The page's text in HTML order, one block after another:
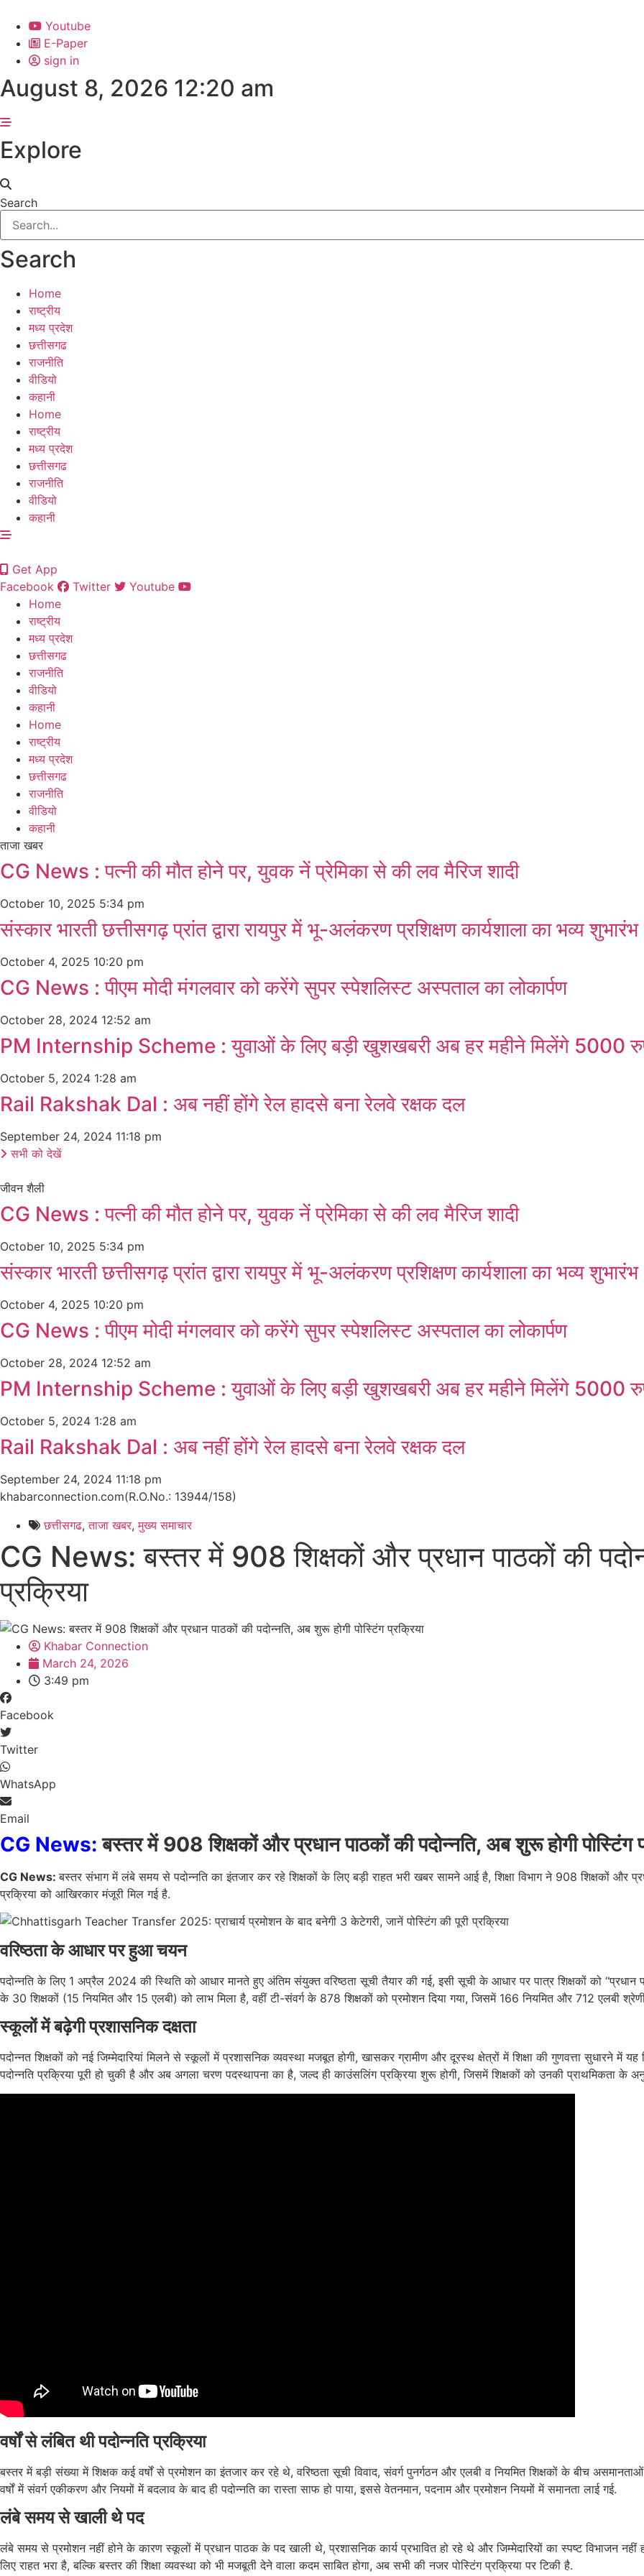
content
Youtube
E-Paper
sign in
August 8, 2026 12:20 am
Explore
Search
Search
Home
राष्ट्रीय
मध्य प्रदेश
छत्तीसगढ
राजनीति
वीडियो
कहानी
Home
राष्ट्रीय
मध्य प्रदेश
छत्तीसगढ
राजनीति
वीडियो
कहानी
Get App
Facebook
Twitter
Youtube
Home
राष्ट्रीय
मध्य प्रदेश
छत्तीसगढ
राजनीति
वीडियो
कहानी
Home
राष्ट्रीय
मध्य प्रदेश
छत्तीसगढ
राजनीति
वीडियो
कहानी
ताजा खबर
CG News : पत्नी की मौत होने पर, युवक नें प्रेमिका से की लव मैरिज शादी
October 10, 2025 5:34 pm
संस्कार भारती छत्तीसगढ़ प्रांत द्वारा रायपुर में भू-अलंकरण प्रशिक्षण कार्यशाला का भव्य शुभारंभ
October 4, 2025 10:20 pm
CG News : पीएम मोदी मंगलवार को करेंगे सुपर स्पेशलिस्ट अस्पताल का लोकार्पण
October 28, 2024 12:52 am
PM Internship Scheme : युवाओं के लिए बड़ी खुशखबरी अब हर महीने मिलेंगे 5000
October 5, 2024 1:28 am
Rail Rakshak Dal : अब नहीं होंगे रेल हादसे बना रेलवे रक्षक दल
September 24, 2024 11:18 pm
सभी को देखें
जीवन शैली
CG News : पत्नी की मौत होने पर, युवक नें प्रेमिका से की लव मैरिज शादी
October 10, 2025 5:34 pm
संस्कार भारती छत्तीसगढ़ प्रांत द्वारा रायपुर में भू-अलंकरण प्रशिक्षण कार्यशाला का भव्य शुभारंभ
October 4, 2025 10:20 pm
CG News : पीएम मोदी मंगलवार को करेंगे सुपर स्पेशलिस्ट अस्पताल का लोकार्पण
October 28, 2024 12:52 am
PM Internship Scheme : युवाओं के लिए बड़ी खुशखबरी अब हर महीने मिलेंगे 5000
October 5, 2024 1:28 am
Rail Rakshak Dal : अब नहीं होंगे रेल हादसे बना रेलवे रक्षक दल
September 24, 2024 11:18 pm
khabarconnection.com(R.O.No.: 13944/158)
छत्तीसगढ,ताजा खबर,मुख्य समाचार​
CG News: बस्तर में 908 शिक्षकों और प्रधान पाठकों की
प्रक्रिया
Khabar Connection
March 24, 2026
3:49 pm
Facebook
Twitter
WhatsApp
Email
CG News: बस्तर में 908 शिक्षकों और प्रधान पाठकों की पदोन्नति, अब शुरू होगी पोस्टिंग
CG News:बस्तर संभाग में लंबे समय से पदोन्नति का इंतजार कर रहे शिक्षकों के लिए बड़ी राहत भरी खबर सामने आई है, शिक्षा विभाग ने 908 शिक्षकों और
प्रक्रिया को आखिरकार मंजूरी मिल गई है.
वरिष्ठता के आधार पर हुआ चयन
पदोन्नति के लिए 1 अप्रैल 2024 की स्थिति को आधार मानते हुए अंतिम संयुक्त वरिष्ठता सूची तैयार की गई, इसी सूची के आधार पर पात्र शिक्षकों को ‘‘प्रधान
के 30 शिक्षकों (15 नियमित और 15 एलबी) को लाभ मिला है, वहीं टी-संवर्ग के 878 शिक्षकों को प्रमोशन दिया गया, जिसमें 166 नियमित और 712 एलबी
स्कूलों में बढ़ेगी प्रशासनिक दक्षता
पदोन्नत शिक्षकों को नई जिम्मेदारियां मिलने से स्कूलों में प्रशासनिक व्यवस्था मजबूत होगी, खासकर ग्रामीण और दूरस्थ क्षेत्रों में शिक्षा की गुणवत्ता सुधारने
पदोन्नति प्रक्रिया पूरी हो चुकी है और अब अगला चरण पदस्थापना का है, जल्द ही काउंसलिंग प्रक्रिया शुरू होगी, जिसमें शिक्षकों को उनकी प्राथमिकता के
वर्षों से लंबित थी पदोन्नति प्रक्रिया
बस्तर में बड़ी संख्या में शिक्षक कई वर्षों से प्रमोशन का इंतजार कर रहे थे, वरिष्ठता सूची विवाद, संवर्ग पुनर्गठन और एलबी व नियमित शिक्षकों के बीच
वर्षों में संवर्ग एकीकरण और नियमों में बदलाव के बाद ही पदोन्नति का रास्ता साफ हो पाया, इससे वेतनमान, पदनाम और प्रमोशन नियमों में समानता लाई गई.
लंबे समय से खाली थे पद
लंबे समय से प्रमोशन नहीं होने के कारण स्कूलों में प्रधान पाठक के पद खाली थे, प्रशासनिक कार्य प्रभावित हो रहे थे और जिम्मेदारियों का स्पष्ट विभाजन
लिए राहत भरा है, बल्कि बस्तर की शिक्षा व्यवस्था को भी मजबूती देने वाला कदम साबित होगा, अब सभी की नजर पोस्टिंग प्रक्रिया पर टिकी है.